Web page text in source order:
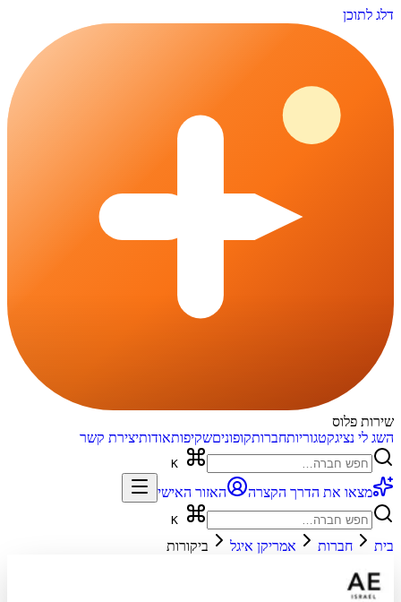
דלג לתוכן
שירות פלוס
השג לי נציגקטגוריותחברותקופוניםשקיפותאודותיצירת קשר
מצאו את הדרך הקצרה האזור האישי
בית חברות אמריקן איגל ביקורות